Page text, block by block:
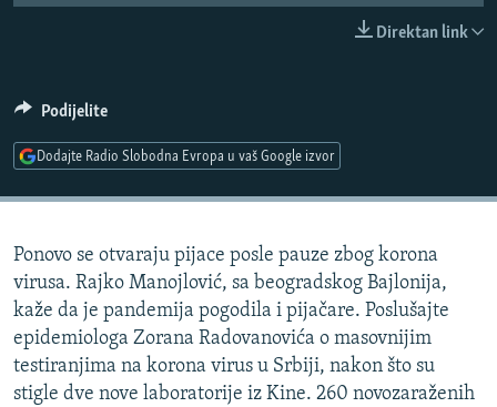
SPECIJALI RSE
VIŠE OD NASLOVA
TV LIBERTY
POST SCRIPTUM
MOJA EVROPA
TRI DECENIJE OD RATA U BIH
PRATITE NAS
Sve RFE/RL stranice
Direktan link
Podijelite
Dodajte Radio Slobodna Evropa u vaš Google izvor
Ponovo se otvaraju pijace posle pauze zbog korona
virusa. Rajko Manojlović, sa beogradskog Bajlonija,
kaže da je pandemija pogodila i pijačare. Poslušajte
epidemiologa Zorana Radovanovića o masovnijim
testiranjima na korona virus u Srbiji, nakon što su
stigle dve nove laboratorije iz Kine. 260 novozaraženih